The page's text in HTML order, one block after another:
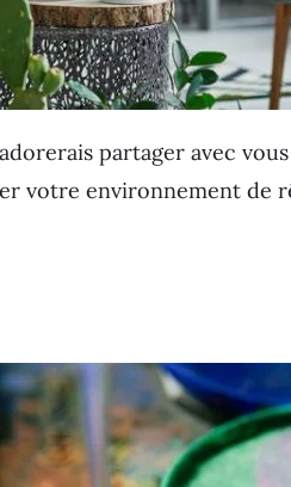
partager avec
votre environnement de